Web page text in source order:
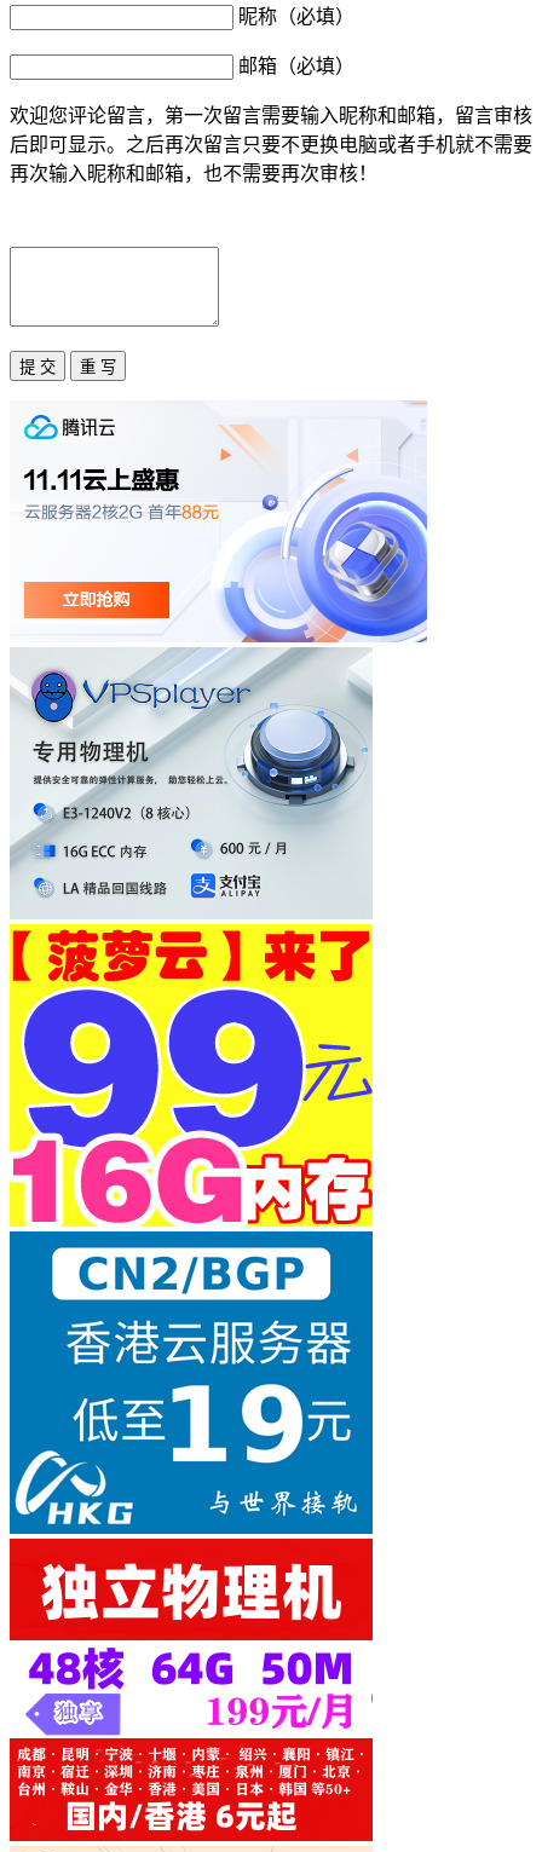
昵称（必填）
邮箱（必填）
欢迎您评论留言，第一次留言需要输入昵称和邮箱，留言审核
后即可显示。之后再次留言只要不更换电脑或者手机就不需要
再次输入昵称和邮箱，也不需要再次审核！